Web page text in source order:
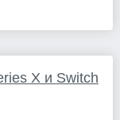
X и Switch